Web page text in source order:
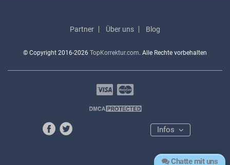
Partner Über uns Blog
© Copyright 2016-2026 TopKorrektur.com. Alle Rechte vorbehalten
Infos
Chatte mit uns